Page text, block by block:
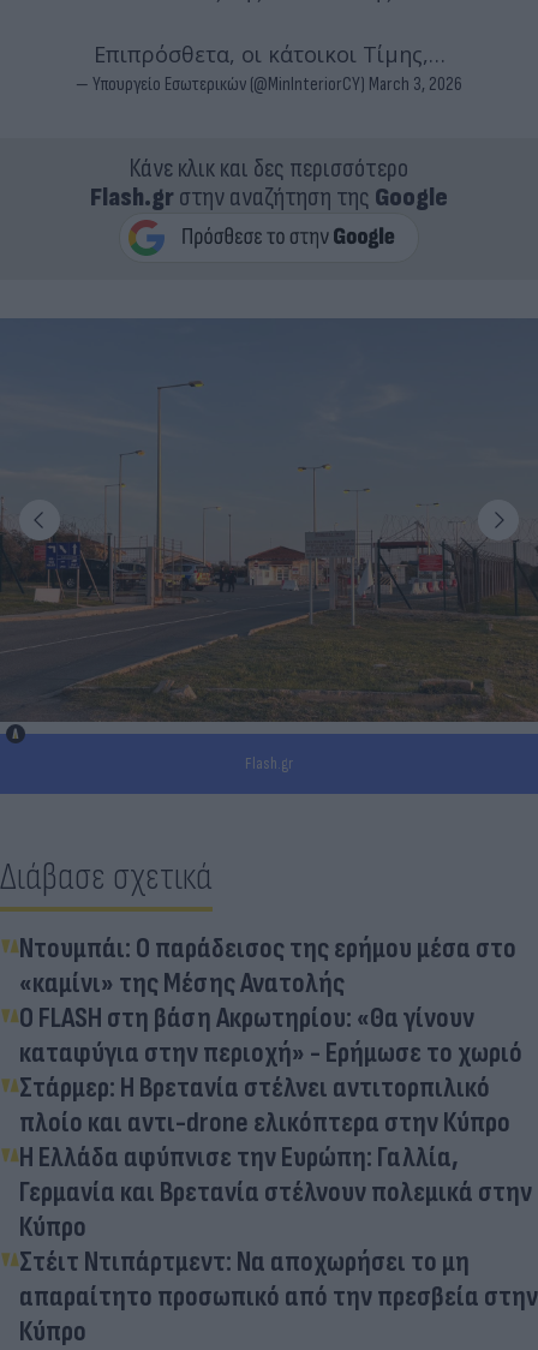
Επιπρόσθετα, οι κάτοικοι Τίμης,…
— Υπουργείο Εσωτερικών (@MinInteriorCY) March 3, 2026
Κάνε κλικ και δες περισσότερο
Flash.grστην αναζήτηση της Google
Flash.gr
Διάβασε σχετικά
Ντουμπάι: Ο παράδεισος της ερήμου μέσα στο
«καμίνι» της Μέσης Ανατολής
Ο FLASH στη βάση Ακρωτηρίου: «Θα γίνουν
καταφύγια στην περιοχή» - Ερήμωσε το χωριό
Στάρμερ: Η Βρετανία στέλνει αντιτορπιλικό
πλοίο και αντι-drone ελικόπτερα στην Κύπρο
Η Ελλάδα αφύπνισε την Ευρώπη: Γαλλία,
Γερμανία και Βρετανία στέλνουν πολεμικά στην
Κύπρο
Στέιτ Ντιπάρτμεντ: Να αποχωρήσει το μη
απαραίτητο προσωπικό από την πρεσβεία στην
Κύπρο